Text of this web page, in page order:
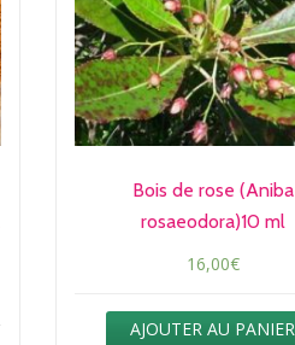
Bois de rose (Aniba
rosaeodora)10 ml
16,00€
AJOUTER AU PANIER